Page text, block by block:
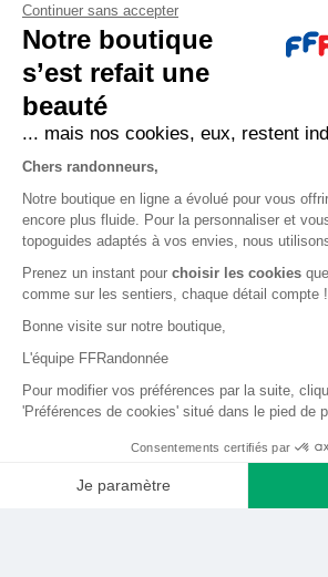
FAQ
Expéditions, livraisons et retours
Nous contacter
Qui sommes-nous ?
Comment devenir adhérent ?
CGV et politique de confidentialité
Cookies
LA FÉDÉRATION
Faire un don
Continuer sans accepter
Notre boutique
s’est refait une
beauté
... mais nos cookies, eux, restent
Chers randonneurs,
Notre boutique en ligne a évolué pour vous
encore plus fluide. Pour la personnaliser et
topoguides adaptés à vos envies, nous
Prenez un instant pour choisir les cookies
comme sur les sentiers, chaque détail compte !
Bonne visite sur notre boutique,
L'équipe FFRandonnée
Pour modifier vos préférences par la suite,
'Préférences de cookies' situé dans le pied de
Consentements certifiés par
Je paramètre